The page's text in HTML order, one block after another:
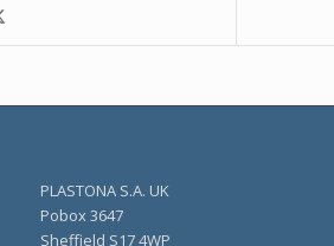
PLASTONA S.A. UK
Pobox 3647
Sheffield S17 4WP